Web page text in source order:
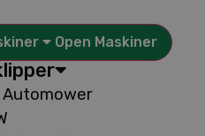
Open Maskiner
Automower